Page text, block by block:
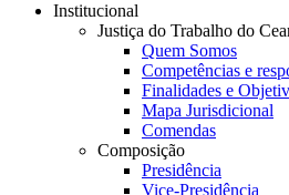
Institucional
Justiça do Trabalho do
Quem Somos
Competências e
Finalidades e
Mapa Jurisdicional
Comendas
Composição
Presidência
Vice-Presidência